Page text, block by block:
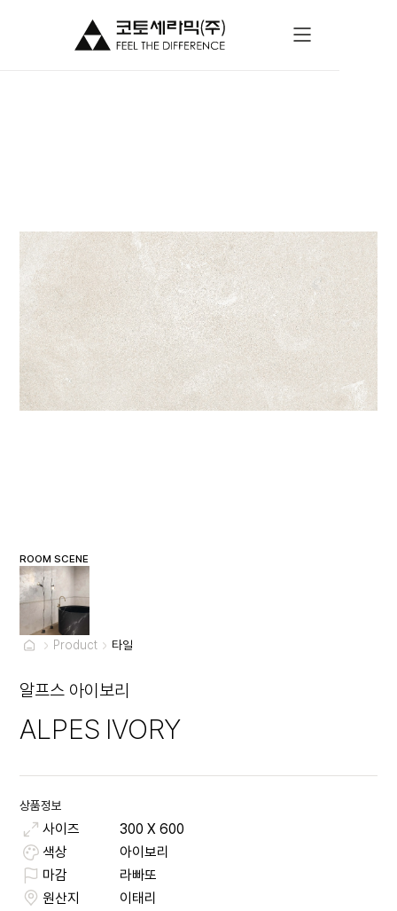
ROOM SCENE
Product 타일
알프스 아이보리
ALPES IVORY
상품정보
사이즈 300 X 600
색상
아이보리
마감
라빠또
원산지
이태리